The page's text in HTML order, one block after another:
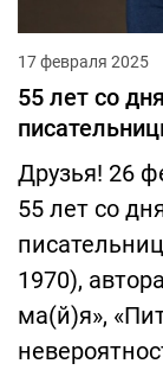
17 февраля 2025
55 лет со
Друзья! 26
55 лет со
1970),
ма(й)я»,